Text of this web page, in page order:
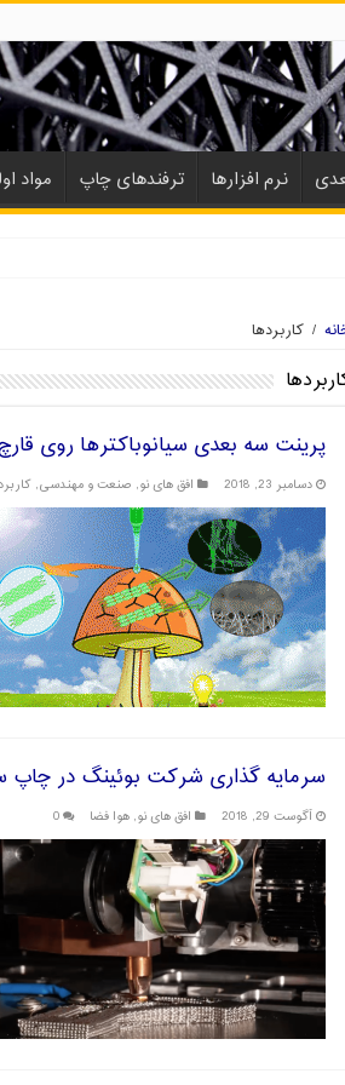
نرم افزارها ترفندهای چاپ مواد
/ کاربردها
پرینت سه بعدی سیانوباکترها روی
دسامبر 23, 2018 افق های نو, صنعت و مهندسی,
سرمایه گذاری شرکت بوئینگ در چاپ
آگوست 29, 2018 افق های نو, هوا فضا 0